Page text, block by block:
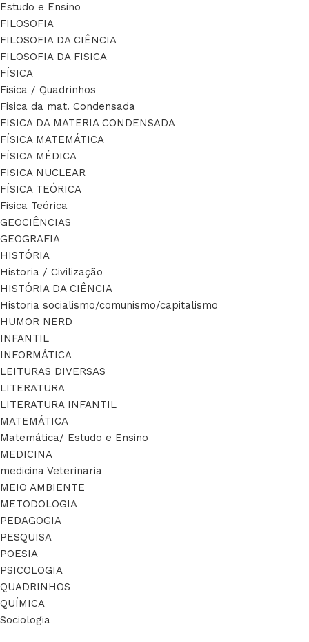
Estudo e Ensino
FILOSOFIA
FILOSOFIA DA CIÊNCIA
FILOSOFIA DA FISICA
FÍSICA
Fisica / Quadrinhos
Fisica da mat. Condensada
FISICA DA MATERIA CONDENSADA
FÍSICA MATEMÁTICA
FÍSICA MÉDICA
FISICA NUCLEAR
FÍSICA TEÓRICA
Fisica Teórica
GEOCIÊNCIAS
GEOGRAFIA
HISTÓRIA
Historia / Civilização
HISTÓRIA DA CIÊNCIA
Historia socialismo/comunismo/capitalismo
HUMOR NERD
INFANTIL
INFORMÁTICA
LEITURAS DIVERSAS
LITERATURA
LITERATURA INFANTIL
MATEMÁTICA
Matemática/ Estudo e Ensino
MEDICINA
medicina Veterinaria
MEIO AMBIENTE
METODOLOGIA
PEDAGOGIA
PESQUISA
POESIA
PSICOLOGIA
QUADRINHOS
QUÍMICA
Sociologia